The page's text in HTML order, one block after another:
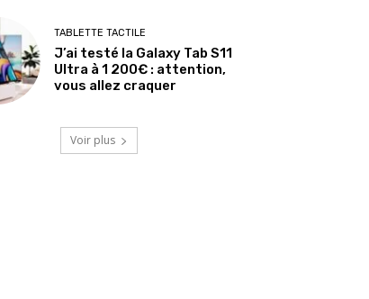
TABLETTE TACTILE
J’ai testé la Galaxy Tab S11
Ultra à 1 200€ : attention,
vous allez craquer
Voir plus